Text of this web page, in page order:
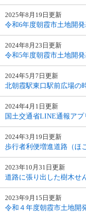
2025年8月19日更新
令和6年度朝霞市土地開
2024年8月23日更新
令和5年度朝霞市土地開
2024年5月7日更新
北朝霞駅東口駅前広場の
2024年4月1日更新
国土交通省LINE通報アプ
2024年3月19日更新
歩行者利便増進道路（ほ
2023年10月31日更新
道路に張り出した樹木せ
2023年9月15日更新
令和４年度朝霞市土地開